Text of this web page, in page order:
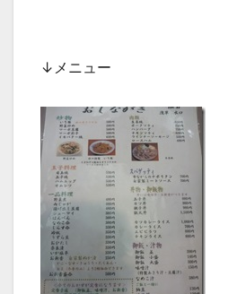
↓メニュー